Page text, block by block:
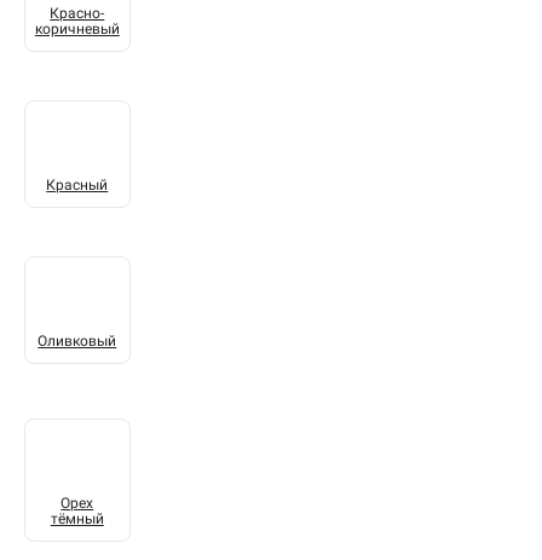
Красно-
коричневый
Красный
Оливковый
Орех
тёмный